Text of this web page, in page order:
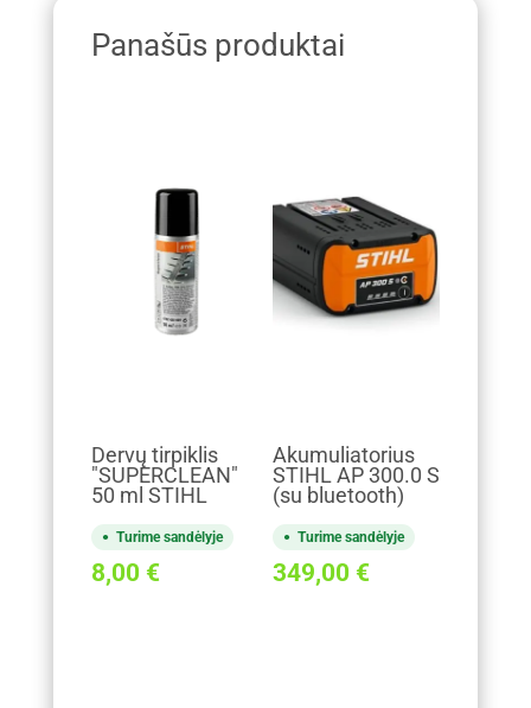
Panašūs produktai
Dervų tirpiklis
"SUPERCLEAN"
50 ml STIHL
Turime sandėlyje
8,00 €
Akumuliatorius
STIHL AP 300.0 S
(su bluetooth)
Turime sandėlyje
349,00 €